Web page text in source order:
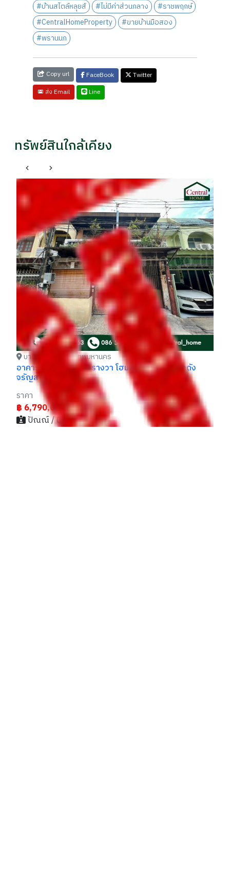
#บ้านสไตล์หลุยส์
#ไม่มีค่าส่วนกลาง
#ราชพฤกษ์
#CentralHomeProperty
#ขายบ้านมือสอง
#พรานนก
Copy url FaceBook
Twitter
ส่ง Email
Line
ทรัพย์สินใกล้เคียง
ตลิ่งชัน กรุงเทพมหานคร
บ้านเดี่ยว หมู่บ้าน อิ่มอัมพร 2 ซอย ราชพฤกษ์ 9
ราคา
฿ 6,190,000฿6,290,000
- / 029xxxx99